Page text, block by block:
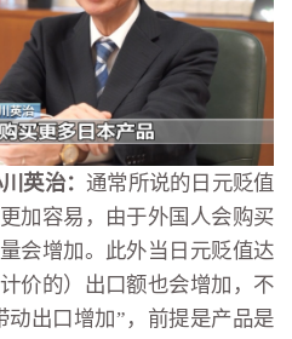
英治：通常所说的日元贬值
加容易，由于外国人会购买
会增加。此外当日元贬值达
价的）出口额也会增加，不
动出口增加”，前提是产品是